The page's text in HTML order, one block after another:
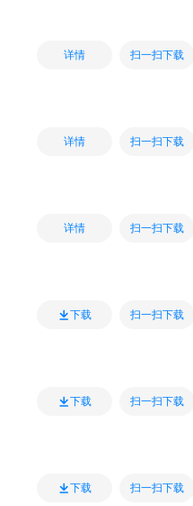
详情 扫一扫下载
详情 扫一扫下载
详情 扫一扫下载
下载 扫一扫下载
下载 扫一扫下载
下载 扫一扫下载